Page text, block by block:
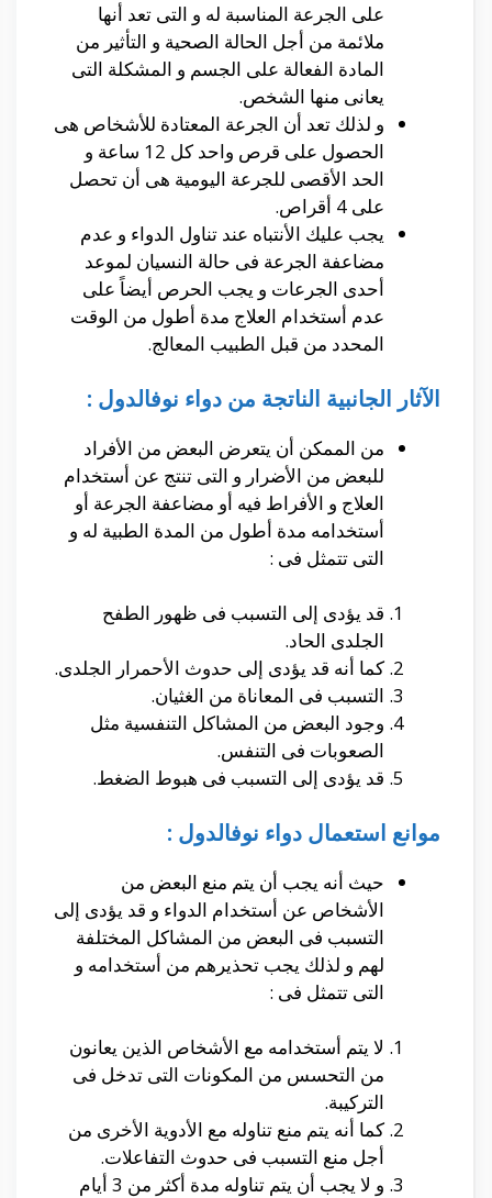
على الجرعة المناسبة له و التى تعد أنها
ملائمة من أجل الحالة الصحية و التأثير من
المادة الفعالة على الجسم و المشكلة التى
يعانى منها الشخص.
و لذلك تعد أن الجرعة المعتادة للأشخاص هى
الحصول على قرص واحد كل 12 ساعة و
الحد الأقصى للجرعة اليومية هى أن تحصل
على 4 أقراص.
يجب عليك الأنتباه عند تناول الدواء و عدم
مضاعفة الجرعة فى حالة النسيان لموعد
أحدى الجرعات و يجب الحرص أيضاً على
عدم أستخدام العلاج مدة أطول من الوقت
المحدد من قبل الطبيب المعالج.
الآثار الجانبية الناتجة من دواء نوفالدول :
من الممكن أن يتعرض البعض من الأفراد
للبعض من الأضرار و التى تنتج عن أستخدام
العلاج و الأفراط فيه أو مضاعفة الجرعة أو
أستخدامه مدة أطول من المدة الطبية له و
التى تتمثل فى :
قد يؤدى إلى التسبب فى ظهور الطفح
الجلدى الحاد.
كما أنه قد يؤدى إلى حدوث الأحمرار الجلدى.
التسبب فى المعاناة من الغثيان.
وجود البعض من المشاكل التنفسية مثل
الصعوبات فى التنفس.
قد يؤدى إلى التسبب فى هبوط الضغط.
موانع استعمال دواء نوفالدول :
حيث أنه يجب أن يتم منع البعض من
الأشخاص عن أستخدام الدواء و قد يؤدى إلى
التسبب فى البعض من المشاكل المختلفة
لهم و لذلك يجب تحذيرهم من أستخدامه و
التى تتمثل فى :
لا يتم أستخدامه مع الأشخاص الذين يعانون
من التحسس من المكونات التى تدخل فى
التركيبة.
كما أنه يتم منع تناوله مع الأدوية الأخرى من
أجل منع التسبب فى حدوث التفاعلات.
و لا يجب أن يتم تناوله مدة أكثر من 3 أيام